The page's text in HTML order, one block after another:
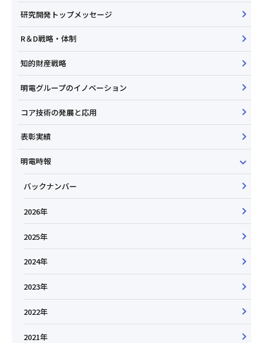
研究開発トップメッセージ
R＆D戦略・体制
知的財産戦略
明電グループのイノベーション
コア技術の発展と応用
表彰実績
明電時報
バックナンバー
2026年
2025年
2024年
2023年
2022年
2021年